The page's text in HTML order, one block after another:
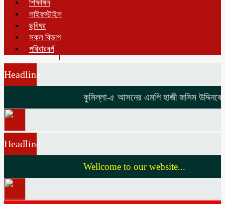
শিক্ষাঙ্গন
লাইফস্টাইল
ছবিঘর
সকল বিভাগ
পরিবারবর্গ
Headline
কুমিল্লা-৫ আসনের এমপি হাজী জসিম উদ্দিনকে
Headline
Wellcome to our website...